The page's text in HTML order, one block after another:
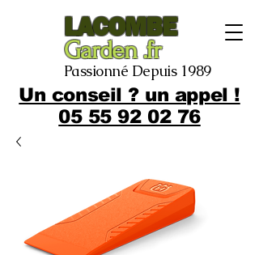
LACOMBE
Garden .fr
Passionné Depuis 1989
Un conseil ? un appel !
05 55 92 02 76